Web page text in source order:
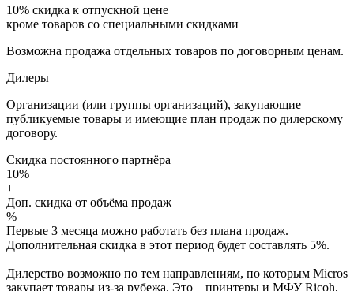
10% скидка к отпускной цене
кроме товаров со специальными скидками
Возможна продажа отдельных товаров по договорным ценам.
Дилеры
Организации (или группы организаций), закупающие
публикуемые товары и имеющие план продаж по дилерскому
договору.
Скидка постоянного партнёра
10%
+
Доп. скидка от объёма продаж
%
Первые 3 месяца можно работать без плана продаж.
Дополнительная скидка в этот период будет составлять 5%.
Дилерство возможно по тем направлениям, по которым Micros
закупает товары из-за рубежа. Это – принтеры и МФУ Ricoh,